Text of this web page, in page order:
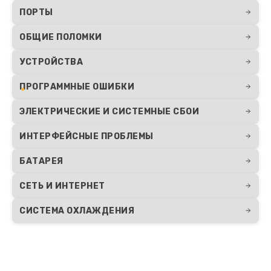
ПОРТЫ
ОБЩИЕ ПОЛОМКИ
УСТРОЙСТВА
ПРОГРАММНЫЕ ОШИБКИ
ЭЛЕКТРИЧЕСКИЕ И СИСТЕМНЫЕ СБОИ
ИНТЕРФЕЙСНЫЕ ПРОБЛЕМЫ
БАТАРЕЯ
СЕТЬ И ИНТЕРНЕТ
СИСТЕМА ОХЛАЖДЕНИЯ